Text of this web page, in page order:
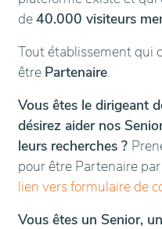
de40.000 visiteurs
Tout établissement qui
être Partenaire.
Vous êtes le dirigeant
désirez aider nos
leurs recherches ?
pour être Partenaire
lien vers formulaire de
Vous êtes un Senior,